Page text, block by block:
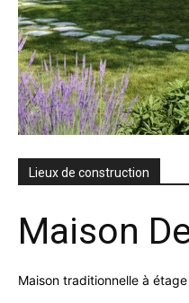
Lieux de construction
Maison
Maison traditionnelle à étage